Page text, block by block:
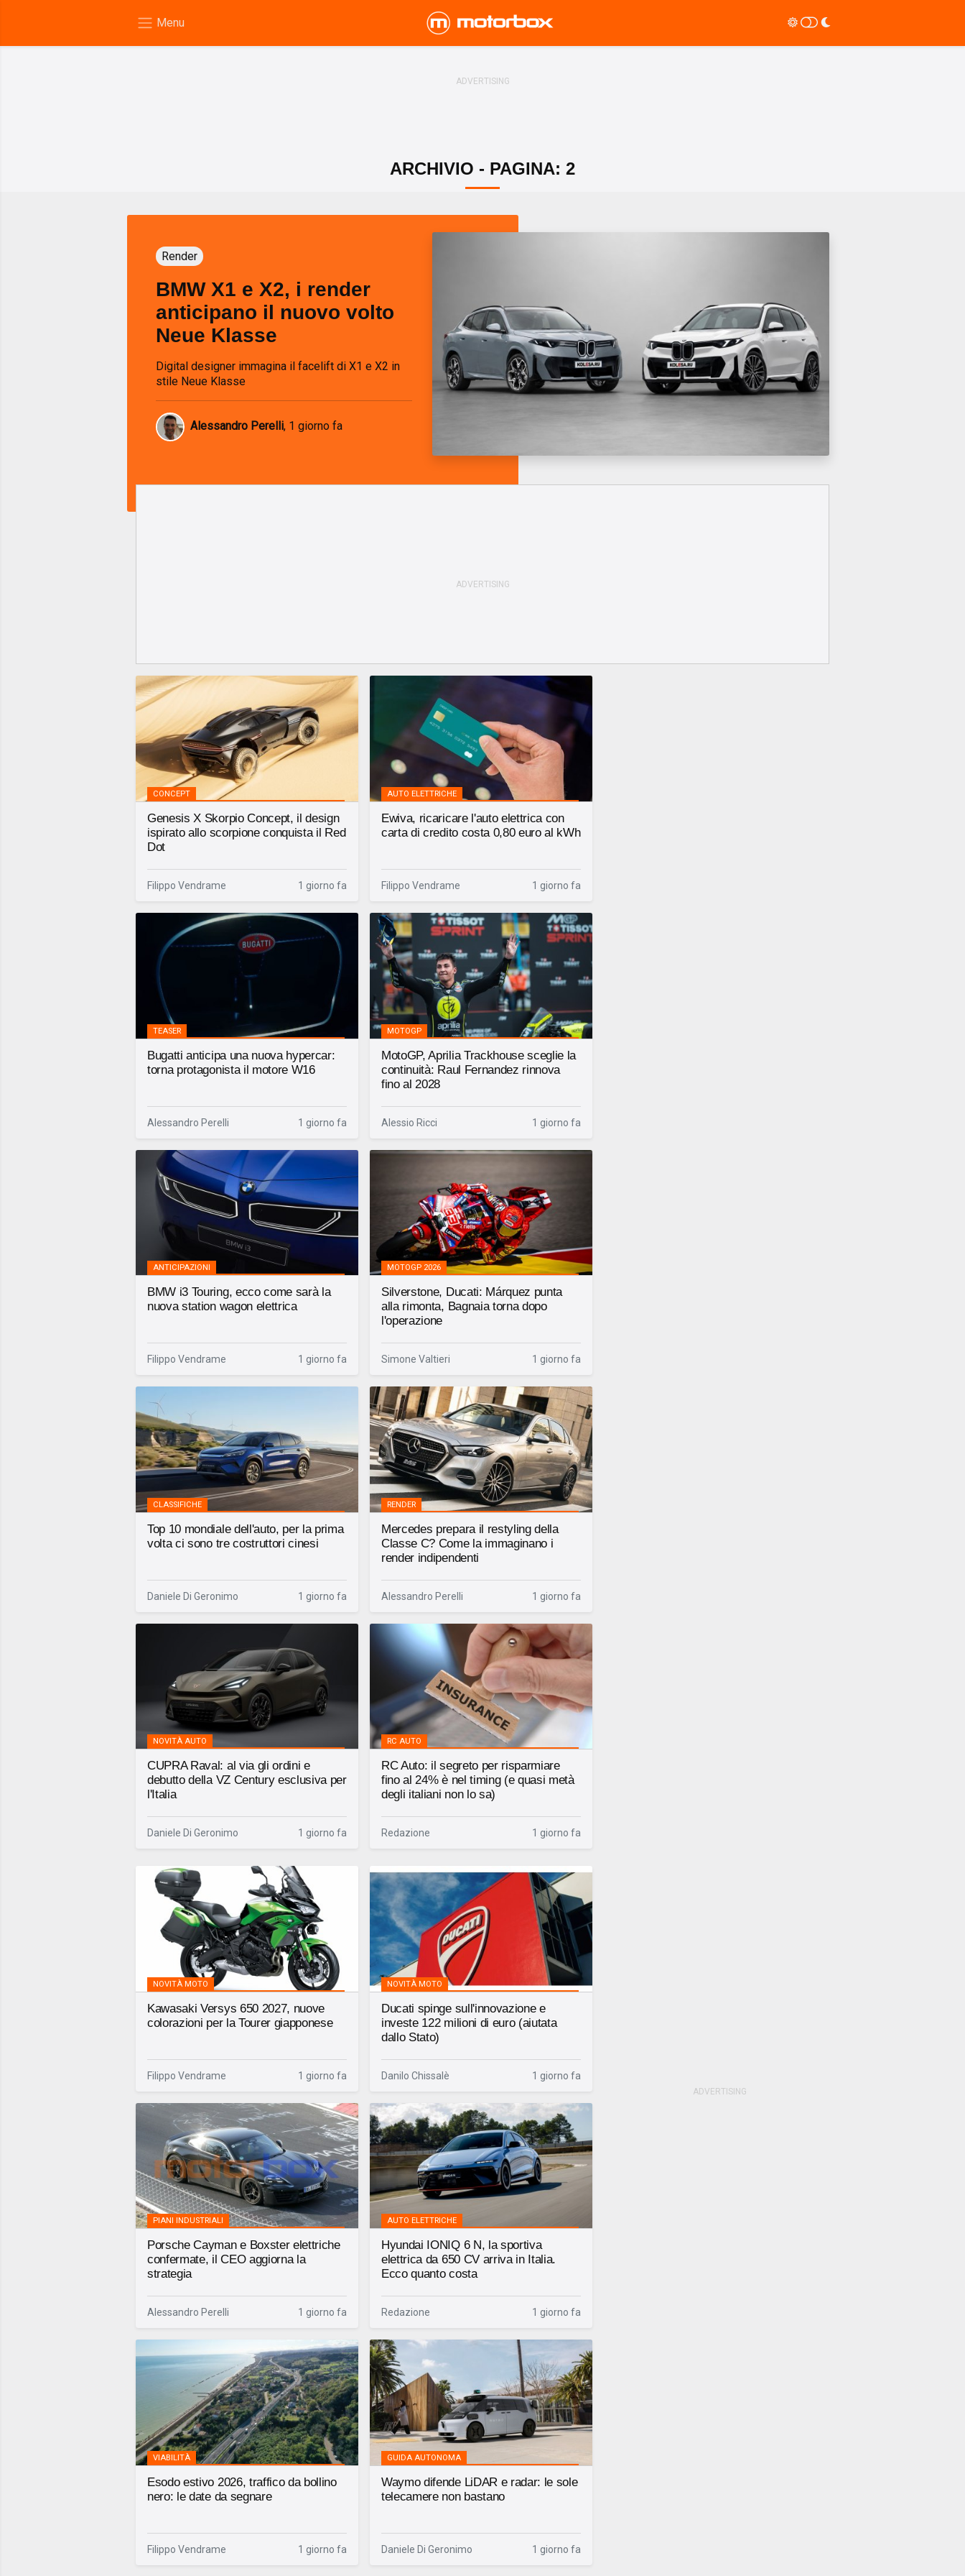
ARCHIVIO - PAGINA: 2
Render
BMW X1 e X2, i render
anticipano il nuovo volto
Neue Klasse
Digital designer immagina il facelift di X1 e X2 in
stile Neue Klasse
Alessandro Perelli, 1 giorno fa
CONCEPT
Genesis X Skorpio Concept, il design
ispirato allo scorpione conquista il Red
Dot
Filippo Vendrame 1 giorno fa
AUTO ELETTRICHE
Ewiva, ricaricare l'auto elettrica con
carta di credito costa 0,80 euro al kWh
Filippo Vendrame 1 giorno fa
TEASER
Bugatti anticipa una nuova hypercar:
torna protagonista il motore W16
Alessandro Perelli 1 giorno fa
MOTOGP
MotoGP, Aprilia Trackhouse sceglie la
continuità: Raul Fernandez rinnova
fino al 2028
Alessio Ricci 1 giorno fa
ANTICIPAZIONI
BMW i3 Touring, ecco come sarà la
nuova station wagon elettrica
Filippo Vendrame 1 giorno fa
MOTOGP 2026
Silverstone, Ducati: Márquez punta
alla rimonta, Bagnaia torna dopo
l'operazione
Simone Valtieri 1 giorno fa
CLASSIFICHE
Top 10 mondiale dell'auto, per la prima
volta ci sono tre costruttori cinesi
Daniele Di Geronimo 1 giorno fa
RENDER
Mercedes prepara il restyling della
Classe C? Come la immaginano i
render indipendenti
Alessandro Perelli 1 giorno fa
NOVITÀ AUTO
CUPRA Raval: al via gli ordini e
debutto della VZ Century esclusiva per
l'Italia
Daniele Di Geronimo 1 giorno fa
RC AUTO
RC Auto: il segreto per risparmiare
fino al 24% è nel timing (e quasi metà
degli italiani non lo sa)
Redazione 1 giorno fa
NOVITÀ MOTO
Kawasaki Versys 650 2027, nuove
colorazioni per la Tourer giapponese
Filippo Vendrame 1 giorno fa
NOVITÀ MOTO
Ducati spinge sull'innovazione e
investe 122 milioni di euro (aiutata
dallo Stato)
Danilo Chissalè 1 giorno fa
PIANI INDUSTRIALI
Porsche Cayman e Boxster elettriche
confermate, il CEO aggiorna la
strategia
Alessandro Perelli 1 giorno fa
AUTO ELETTRICHE
Hyundai IONIQ 6 N, la sportiva
elettrica da 650 CV arriva in Italia.
Ecco quanto costa
Redazione 1 giorno fa
VIABILITÀ
Esodo estivo 2026, traffico da bollino
nero: le date da segnare
Filippo Vendrame 1 giorno fa
GUIDA AUTONOMA
Waymo difende LiDAR e radar: le sole
telecamere non bastano
Daniele Di Geronimo 1 giorno fa